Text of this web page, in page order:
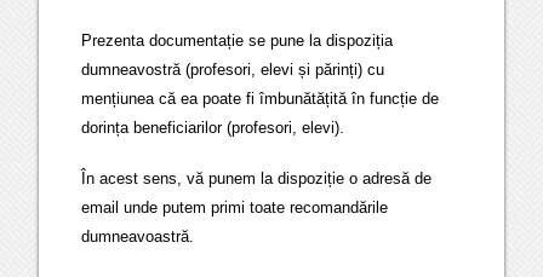
Prezenta documentație se pune la dispoziția
dumneavostră (profesori, elevi și părinți) cu
mențiunea că ea poate fi îmbunătățită în funcție de
dorința beneficiarilor (profesori, elevi).
În acest sens, vă punem la dispoziție o adresă de
email unde putem primi toate recomandările
dumneavoastră.